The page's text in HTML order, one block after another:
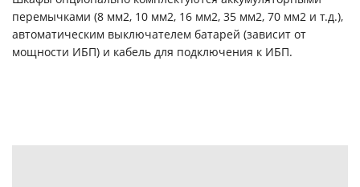
перемычками (8 мм2, 10 мм2, 16 мм2, 35 мм2, 70 мм2 и т.д.),
автоматическим выключателем батарей (зависит от
мощности ИБП) и кабель для подключения к ИБП.